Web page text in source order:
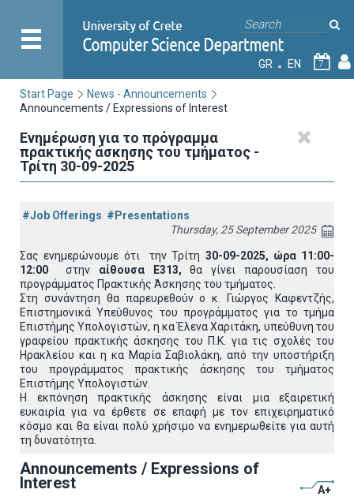
GR EN 7
Start Page
News - Announcements
Announcements / Expressions of Interest
Ενημέρωση για το πρόγραμμα
πρακτικής άσκησης του τμήματος -
Τρίτη 30-09-2025
#Job Offerings #Presentations
Thursday, 25 September 2025
Σας ενημερώνουμε ότι την Τρίτη 30-09-2025, ώρα 11:00-
12:00 στηναίθουσα Ε313, θα γίνει παρουσίαση του
προγράμματος Πρακτικής Άσκησης του τμήματος.
Στη συνάντηση θα παρευρεθούν ο κ. Γιώργος Καφεντζής,
Επιστημονικά Υπεύθυνος του προγράμματος για το τμήμα
Επιστήμης Υπολογιστών, η κα Έλενα Χαριτάκη, υπεύθυνη του
γραφείου πρακτικής άσκησης του Π.Κ. για τις σχολές του
Ηρακλείου και η κα Μαρία Σαβιολάκη, από την υποστήριξη
του προγράμματος πρακτικής άσκησης του τμήματος
Επιστήμης Υπολογιστών.
Η εκπόνηση πρακτικής άσκησης είναι μια εξαιρετική
ευκαιρία για να έρθετε σε επαφή με τον επιχειρηματικό
κόσμο και θα είναι πολύ χρήσιμο να ενημερωθείτε για αυτή
τη δυνατότητα.
Announcements / Expressions of
Interest
A+